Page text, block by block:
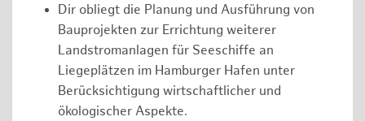
Dir obliegt die Planung und Ausführung von
Bauprojekten zur Errichtung weiterer
Landstromanlagen für Seeschiffe an
Liegeplätzen im Hamburger Hafen unter
Berücksichtigung wirtschaftlicher und
ökologischer Aspekte.